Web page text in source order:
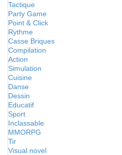
Tactique
Party Game
Point & Click
Rythme
Casse Briques
Compilation
Action
Simulation
Cuisine
Danse
Dessin
Educatif
Sport
Inclassable
MMORPG
Tir
Visual novel